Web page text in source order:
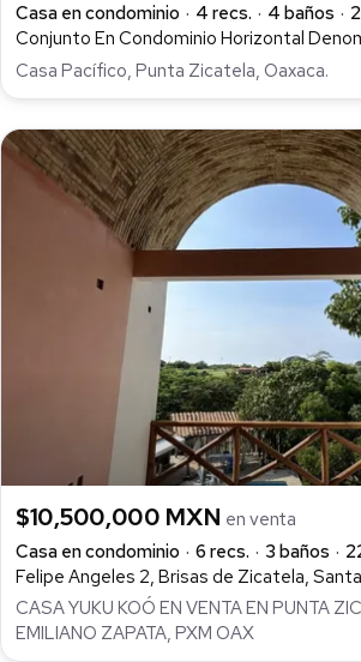
Casa en condominio
4 recs. 4 baños
Casa Pacífico, Punta Zicatela, Oaxaca.
$10,500,000 MXN en venta
Casa en condominio
6 recs. 3 baños
Felipe Angeles 2, Brisas de Zicatela,
CASA YUKU KOÓ EN VENTA EN PUNTA
EMILIANO ZAPATA, PXM OAX